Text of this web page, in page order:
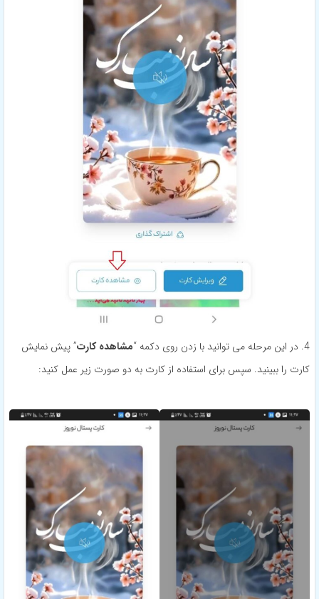
4. در این مرحله می توانید با زدن روی دکمه “ مشاهده کارت” پیش نمایش
کارت را ببینید. سپس برای استفاده از کارت به دو صورت زیر عمل کنید: